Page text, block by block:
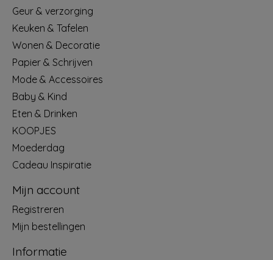
Geur & verzorging
Keuken & Tafelen
Wonen & Decoratie
Papier & Schrijven
Mode & Accessoires
Baby & Kind
Eten & Drinken
KOOPJES
Moederdag
Cadeau Inspiratie
Mijn account
Registreren
Mijn bestellingen
Informatie